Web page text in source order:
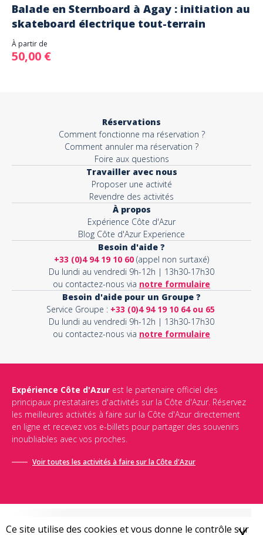
Ce site utilise des cookies et vous donne le contrôle sur
Balade en Sternboard à Agay : initiation au
skateboard électrique tout-terrain
À partir de
50,00 €
Réservations
Comment fonctionne ma réservation ?
Comment annuler ma réservation ?
Foire aux questions
Travailler avec nous
Proposer une activité
Revendre des activités
À propos
Expérience Côte d'Azur
Blog Côte d'Azur Experience
Besoin d'aide ?
+33 (0)4 94 19 10 60 (appel non surtaxé)
Du lundi au vendredi 9h-12h | 13h30-17h30
ou contactez-nous via notre formulaire
Besoin d'aide pour un Groupe ?
Service Groupe : +33 (0)4 94 19 10 64 ou 65
Du lundi au vendredi 9h-12h | 13h30-17h30
ou contactez-nous via notre formulaire
Expérience Côte d'Azur est le partenaire officiel des
principaux prestataires d'activités sur la Côte d'Azur. Réservez
les meilleures activités à faire sur la Côte d'Azur directement
en ligne et recevez vos e-billets pour partager des souvenirs
inoubliables avec vos proches.
Voir toutes les activités à faire sur la Côte d'Azur